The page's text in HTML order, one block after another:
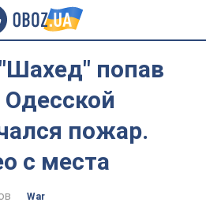
попав
пожар.
с места
War